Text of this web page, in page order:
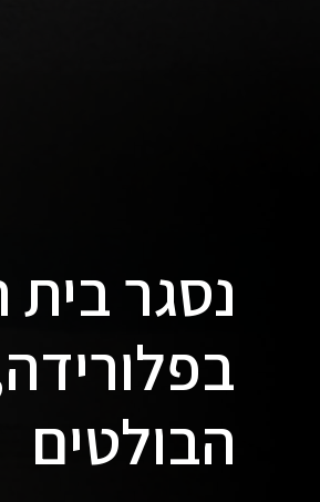
נסגר
הבולטים